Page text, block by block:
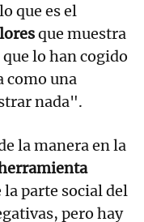
que es el
que muestra
lo han cogido
como una
nada".
la manera en la
la parte social del
pero hay